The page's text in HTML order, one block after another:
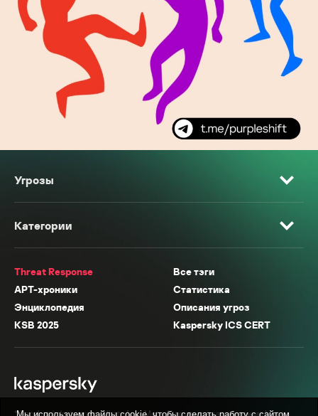
Угрозы
Категории
Threat Response
Все тэги
APT-хроники
Статистика
Энциклопедия
Описания угроз
KSB 2025
Kaspersky ICS CERT
* Facebook, Instagram, WhatsApp, Meta AI принадлежат компании Meta,